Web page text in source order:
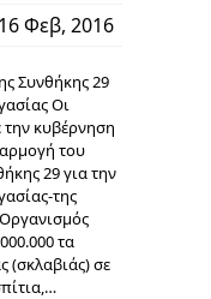
16 Φεβ, 2016
Συνθήκης 29
Οι
κυβέρνηση
του
29 για την
της
τα
(σκλαβιάς) σε